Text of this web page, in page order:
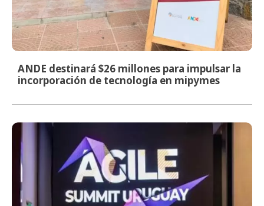
ANDE destinará $26 millones para impulsar la
incorporación de tecnología en mipymes